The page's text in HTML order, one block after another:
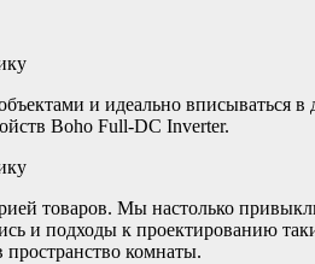
и идеально вписываться
Boho Full-DC Inverter.
товаров. Мы настолько
и подходы к проектированию
комнаты.